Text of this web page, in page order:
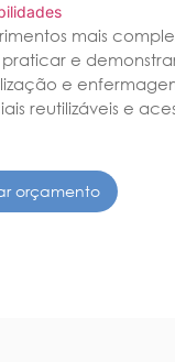
mais
praticar e
e
reutilizáveis e
orçamento